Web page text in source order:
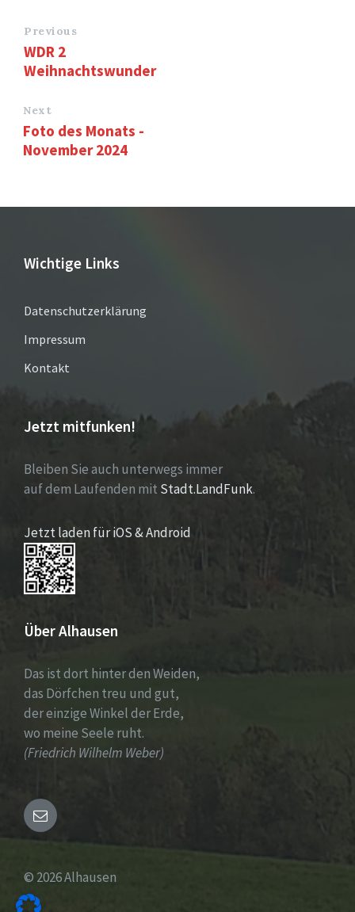
Previous
WDR 2
Weihnachtswunder
Next
Foto des Monats -
November 2024
Wichtige Links
Datenschutzerklärung
Impressum
Kontakt
Jetzt mitfunken!
Bleiben Sie auch unterwegs immer
auf dem Laufenden mit Stadt.LandFunk.
Jetzt laden für iOS & Android
Über Alhausen
Das ist dort hinter den Weiden,
das Dörfchen treu und gut,
der einzige Winkel der Erde,
wo meine Seele ruht.
(Friedrich Wilhelm Weber)
Email
© 2026 Alhausen